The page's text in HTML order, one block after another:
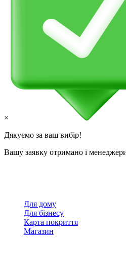
×
Дякуємо за ваш вибір!
Вашу заявку отримано і
Для дому
Для бізнесу
Карта покриття
Магазин